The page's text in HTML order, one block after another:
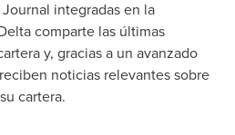
integradas en la
comparte las últimas
y, gracias a un avanzado
noticias relevantes sobre
cartera.